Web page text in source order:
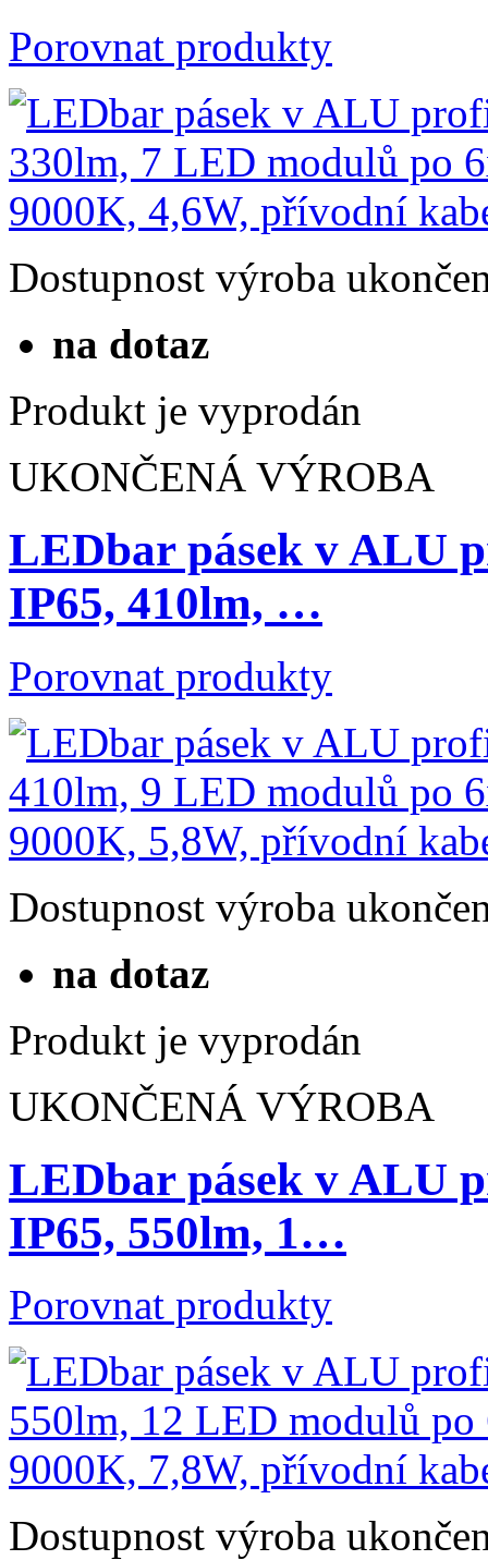
Porovnat produkty
Dostupnost výroba
na dotaz
Produkt je vyprodán
UKONČENÁ VÝROBA
LEDbar pásek v ALU
IP65, 410lm, …
Porovnat produkty
Dostupnost výroba
na dotaz
Produkt je vyprodán
UKONČENÁ VÝROBA
LEDbar pásek v ALU
IP65, 550lm, 1…
Porovnat produkty
Dostupnost výroba